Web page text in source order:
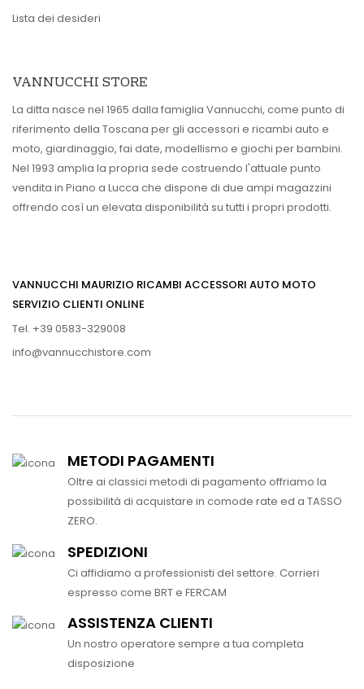
Lista dei desideri
VANNUCCHI STORE
La ditta nasce nel 1965 dalla famiglia Vannucchi, come punto di
riferimento della Toscana per gli accessori e ricambi auto e
moto, giardinaggio, fai date, modellismo e giochi per bambini.
Nel 1993 amplia la propria sede costruendo l'attuale punto
vendita in Piano a Lucca che dispone di due ampi magazzini
offrendo così un elevata disponibilità su tutti i propri prodotti.
VANNUCCHI MAURIZIO RICAMBI ACCESSORI AUTO MOTO
SERVIZIO CLIENTI ONLINE
Tel. +39 0583-329008
info@vannucchistore.com
METODI PAGAMENTI
Oltre ai classici metodi di pagamento offriamo la
possibilità di acquistare in comode rate ed a TASSO
ZERO.
SPEDIZIONI
Ci affidiamo a professionisti del settore. Corrieri
espresso come BRT e FERCAM
ASSISTENZA CLIENTI
Un nostro operatore sempre a tua completa
disposizione